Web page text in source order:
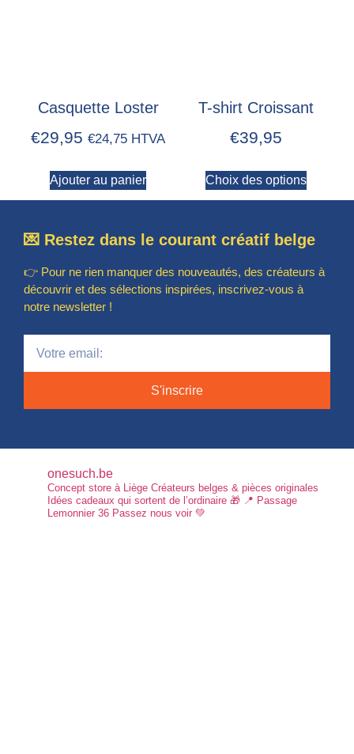
Casquette Loster
€29,95 €24,75 HTVA
Ajouter au panier
T-shirt Croissant
€39,95
Choix des options
💌 Restez dans le courant créatif belge
👉 Pour ne rien manquer des nouveautés, des créateurs à
découvrir et des sélections inspirées, inscrivez-vous à
notre newsletter !
S'inscrire
onesuch.be
Concept store à Liège Créateurs belges & pièces originales
Idées cadeaux qui sortent de l’ordinaire 🎁 📍 Passage
Lemonnier 36 Passez nous voir 💚